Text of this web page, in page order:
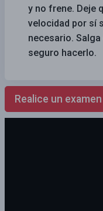
y no frene. Deje
velocidad por sí
necesario.
seguro hacerlo.
Realice un